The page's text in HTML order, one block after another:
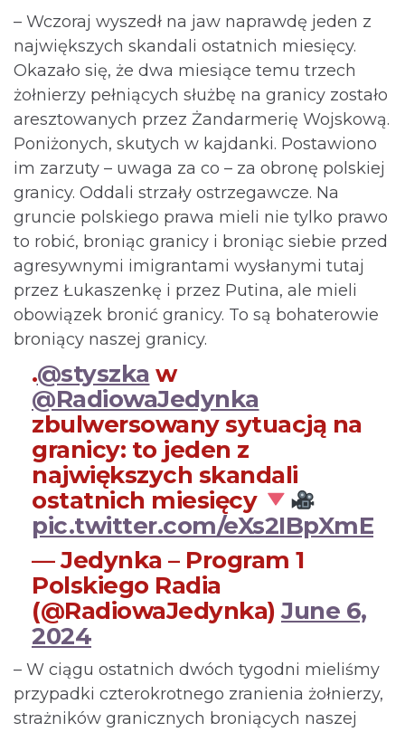
– Wczoraj wyszedł na jaw naprawdę jeden z
największych skandali ostatnich miesięcy.
Okazało się, że dwa miesiące temu trzech
żołnierzy pełniących służbę na granicy zostało
aresztowanych przez Żandarmerię Wojskową.
Poniżonych, skutych w kajdanki. Postawiono
im zarzuty – uwaga za co – za obronę polskiej
granicy. Oddali strzały ostrzegawcze. Na
gruncie polskiego prawa mieli nie tylko prawo
to robić, broniąc granicy i broniąc siebie przed
agresywnymi imigrantami wysłanymi tutaj
przez Łukaszenkę i przez Putina, ale mieli
obowiązek bronić granicy. To są bohaterowie
broniący naszej granicy.
.@styszka w
@RadiowaJedynka
zbulwersowany sytuacją na
granicy: to jeden z
największych skandali
ostatnich miesięcy
pic.twitter.com/eXs2IBpXmE
— Jedynka – Program 1
Polskiego Radia
(@RadiowaJedynka)June 6,
2024
– W ciągu ostatnich dwóch tygodni mieliśmy
przypadki czterokrotnego zranienia żołnierzy,
strażników granicznych broniących naszej